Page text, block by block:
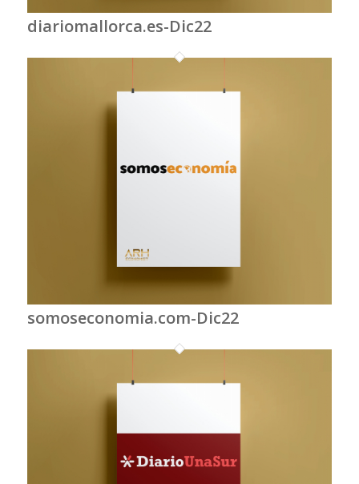
diariomallorca.es-Dic22
somoseconomia.com-Dic22